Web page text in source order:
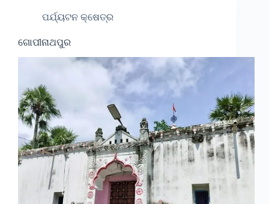
ପର୍ଯ୍ୟଟନ କ୍ଷେତ୍ର
ଗୋପୀନାଥପୁର